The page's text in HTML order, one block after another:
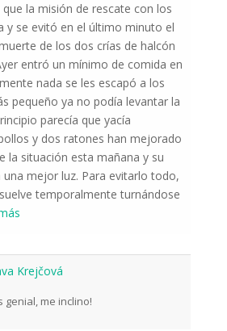
que la misión de rescate con los
y se evitó en el último minuto el
de los dos crías de halcón
entró un mínimo de comida en
nada se les escapó a los
pequeño ya no podía levantar la
parecía que yacía
y dos ratones han mejorado
la situación esta mañana y su
mejor luz. Para evitarlo todo,
temporalmente turnándose
Krejčová
genial, me inclino!